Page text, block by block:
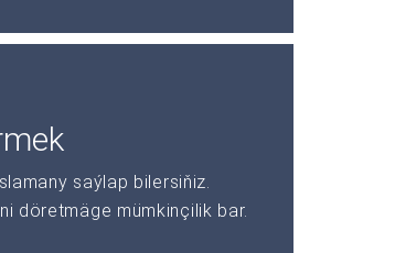
saýlap bilersiňiz.
döretmäge mümkinçilik bar.